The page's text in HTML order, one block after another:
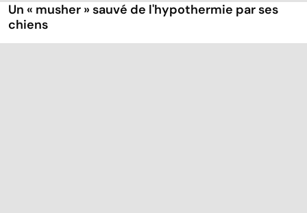
Un « musher » sauvé de l'hypothermie par ses
chiens